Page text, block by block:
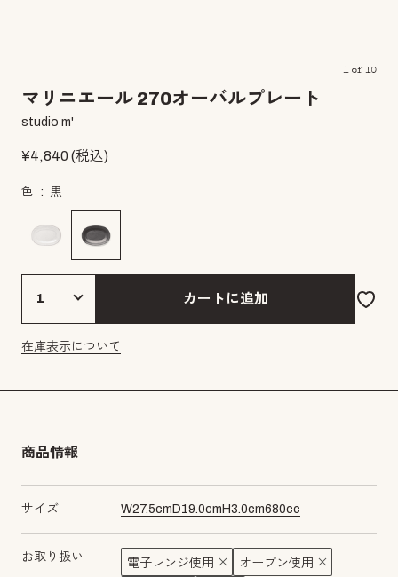
1of 10
マリニエール 270オーバルプレート
studio m'
¥4,840(税込)
色 黒
カートに追加
在庫表示について
商品情報
サイズ W27.5cm D19.0cm H3.0cm680cc
お取り扱い 電子レンジ使用 オーブン使用